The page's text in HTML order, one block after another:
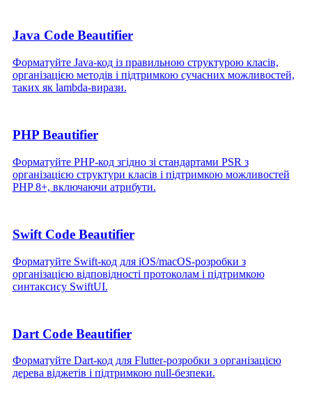
Java Code Beautifier
Форматуйте Java‑код із правильною структурою класів,
організацією методів і підтримкою сучасних можливостей,
таких як lambda‑вирази.
PHP Beautifier
Форматуйте PHP‑код згідно зі стандартами PSR з
організацією структури класів і підтримкою можливостей
PHP 8+, включаючи атрибути.
Swift Code Beautifier
Форматуйте Swift‑код для iOS/macOS‑розробки з
організацією відповідності протоколам і підтримкою
синтаксису SwiftUI.
Dart Code Beautifier
Форматуйте Dart‑код для Flutter‑розробки з організацією
дерева віджетів і підтримкою null‑безпеки.